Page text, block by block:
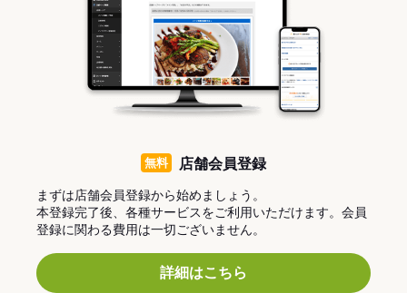
無料 店舗会員登録
まずは店舗会員登録から始めましょう。
本登録完了後、各種サービスをご利用いただけます。会員
登録に関わる費用は一切ございません。
詳細はこちら